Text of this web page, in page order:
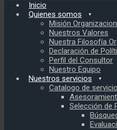
Inicio
Quienes somos
Misión
Nuestros Valores
Nuestra Filosofía
Declaración de
Perfil del Consultor
Nuestro Equipo
Nuestros servicios
Catalogo de
Selección de